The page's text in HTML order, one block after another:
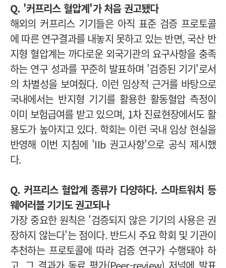
Q. '커프리스 혈압계'가 처음 권고됐다
해외의 커프리스 기기들은 아직 표준 검증 프로토콜
에 따른 연구결과를 내놓지 못하고 있는 반면, 국산 반
지형 혈압계는 까다로운 외국기관의 요구사항을 충족
하는 연구 성과를 꾸준히 발표하며 '검증된 기기'로서
의 차별성을 보여줬다. 이런 임상적 근거를 바탕으로
국내에서는 반지형 기기를 활용한 활동혈압 측정이
이미 보험급여를 받고 있으며, 1차 진료현장에서도 활
용도가 높아지고 있다. 학회는 이런 국내 임상 현실을
반영해 이번 지침에 'IIb 권고사항'으로 공식 제시했
다.
Q. 커프리스 혈압계 종류가 다양하다. 스마트워치 등
웨어러블 기기도 권고되나
가장 중요한 원칙은 '검증되지 않은 기기의 사용은 권
장하지 않는다'는 점이다. 반드시 주요 학회 및 기관이
추천하는 프로토콜에 따라 검증 연구가 수행돼야 하